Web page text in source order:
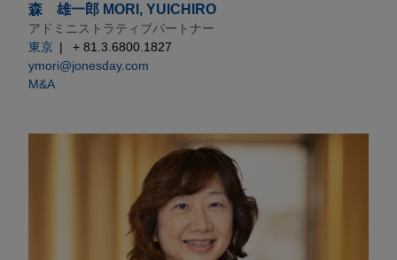
森 雄一郎 MORI, YUICHIRO
アドミニストラティブパートナー
東京
+ 81.3.6800.1827
ymori@jonesday.com
M&A